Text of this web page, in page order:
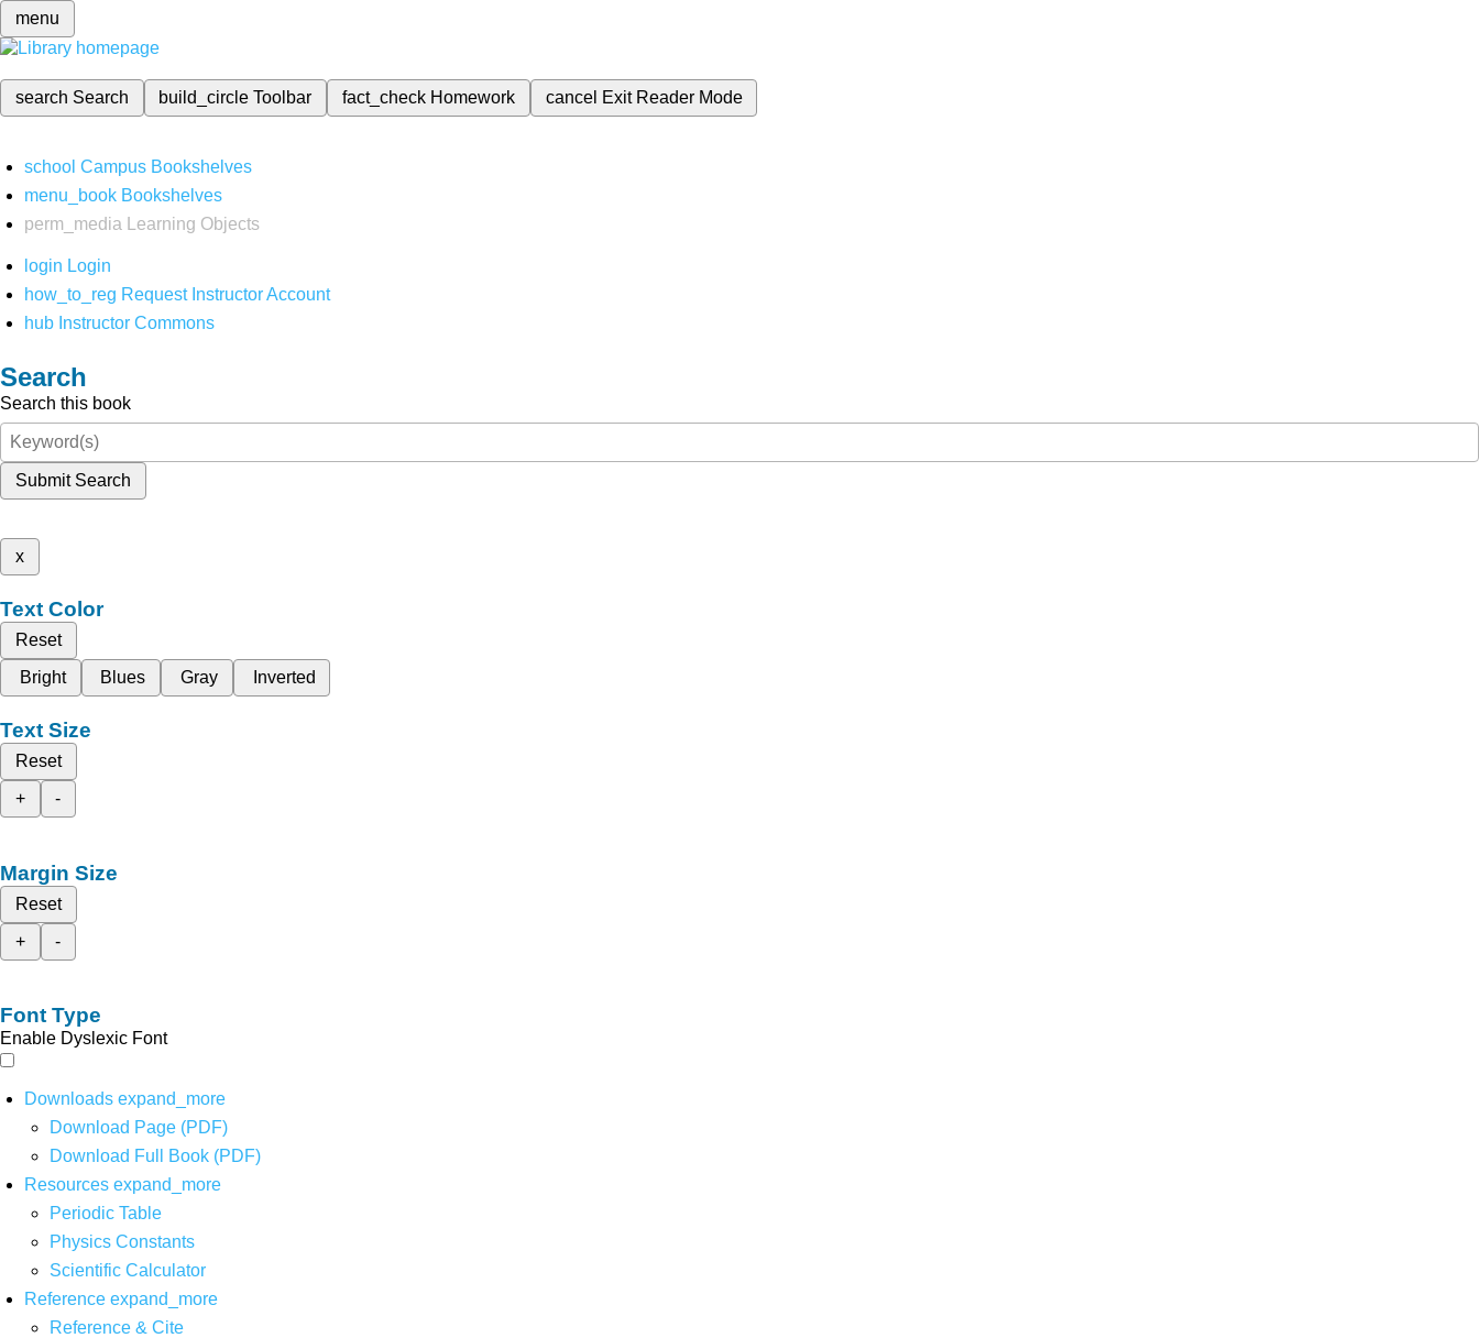
menu
search Search build_circleToolbar fact_check Homework cancel Exit Reader Mode
school Campus Bookshelves
menu_book Bookshelves
perm_media
Learning Objects
login Login
how_to_reg Request Instructor Account
hub Instructor Commons
Search
Search this book
Submit Search
x
Text Color
Reset
Bright
Blues Gray Inverted
Text Size
Reset
+
-
Margin Size
Reset
+
-
Font Type
Enable Dyslexic Font
Downloads expand_more
Download Page (PDF)
Download Full Book (PDF)
Resources expand_more
Periodic Table
Physics Constants
Scientific Calculator
Reference expand_more
Reference & Cite